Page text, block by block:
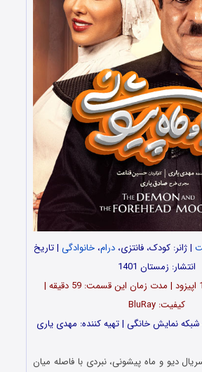
| ژانر: کودک، فانتزی، درام، خانوادگی | تاریخ
انتشار: زمستان 1401
تعداد قسمت‌ها: 15 اپیزود | مدت زمان این قسمت: 59 دقیقه |
کیفیت: BluRay
نمایش خانگی | تهیه‌ کننده: مهدی یاری
دیو و ماه پیشونی، نبردی با فاصله میان